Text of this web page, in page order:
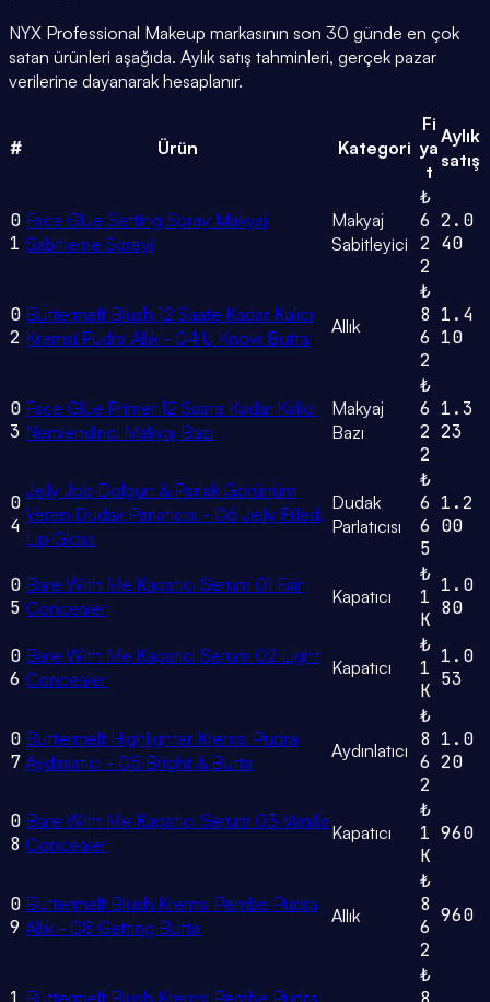
NYX Professional Makeup markasının son 30 günde en çok
satan ürünleri aşağıda. Aylık satış tahminleri, gerçek pazar
verilerine dayanarak hesaplanır.
# Ürün Kategori
Fi
ya
t
Aylık
satış
0
1
Face Glue Setting Spray Makyaj
Sabitleme Spreyi
Makyaj
Sabitleyici
₺
6
2
2
2.0
40
0
2
Buttermelt Blush 12 Saate Kadar Kalıcı
Kremsi Pudra Allık - 04 U Know Butta
Allık
₺
8
6
2
1.4
10
0
3
Face Glue Primer 12 Saate Kadar Kalıcı
Nemlendirici Makyaj Bazı
Makyaj
Bazı
₺
6
2
2
1.3
23
0
4
Jelly Job Dolgun & Parlak Görünüm
Veren Dudak Parlatıcısı - 06 Jelly Filled,
Lip Gloss
Dudak
Parlatıcısı
₺
6
6
5
1.2
00
0
5
Bare With Me Kapatıcı Serum 01 Fair
Concealer
Kapatıcı
₺
1
K
1.0
80
0
6
Bare With Me Kapatıcı Serum 02 Light
Concealer
Kapatıcı
₺
1
K
1.0
53
0
7
Buttermelt Highlighter Kremsi Pudra
Aydınlatıcı - 05 Bright & Butta
Aydınlatıcı
₺
8
6
2
1.0
20
0
8
Bare With Me Kapatıcı Serum 03 Vanilla
Concealer
Kapatıcı
₺
1
K
960
0
9
Buttermelt Blush Kremsi Pembe Pudra
Allık - 08 Getting Butta
Allık
₺
8
6
2
960
₺